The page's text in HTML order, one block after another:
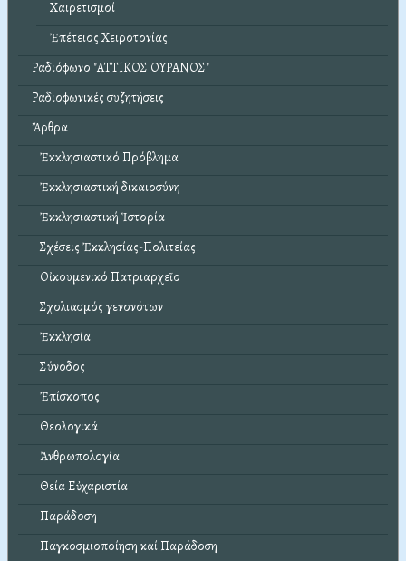
Χαιρετισμοί
Ἐπέτειος Χειροτονίας
Ραδιόφωνο "ΑΤΤΙΚΟΣ ΟΥΡΑΝΟΣ"
Ραδιοφωνικές συζητήσεις
Ἄρθρα
Ἐκκλησιαστικό Πρόβλημα
Ἐκκλησιαστική δικαιοσύνη
Ἐκκλησιαστική Ἱστορία
Σχέσεις Ἐκκλησίας-Πολιτείας
Οἰκουμενικό Πατριαρχεῖο
Σχολιασμός γενονότων
Ἐκκλησία
Σύνοδος
Ἐπίσκοπος
Θεολογικά
Ἀνθρωπολογία
Θεία Εὐχαριστία
Παράδοση
Παγκοσμιοποίηση καί Παράδοση